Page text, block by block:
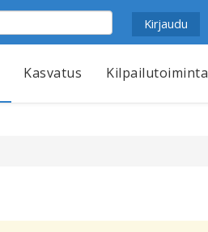
Kasvatus Kilpailutoiminta